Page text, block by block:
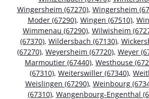
Wingersheim (67270), Wingersheim
Moder (67290), Wingen (67510),
Wimmenau (67290), Wilwisheim
(67370), Wildersbach (67130),
(67270), Weyersheim (67720), Weyer
Marmoutier (67440), Westhouse
(67310), Weiterswiller (67340),
Weislingen (67290), Weinbourg
(67310), Wangenbourg-Engenthal